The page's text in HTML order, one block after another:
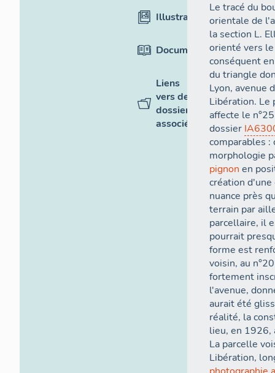
Illustrations
Documentation
Liens
vers des
dossiers
associés
Le tracé du
orientale de
la section L.
orienté vers
conséquent
du triangle
Lyon, avenue
Libération. Le
affecte le
dossier
comparables
morphologie
pignon en
création
nuance près
terrain par
parcellaire, il
pourrait
forme est
voisin, au
fortement
l'avenue,
aurait été
réalité, la
lieu, en 1926,
La parcelle
Libération,